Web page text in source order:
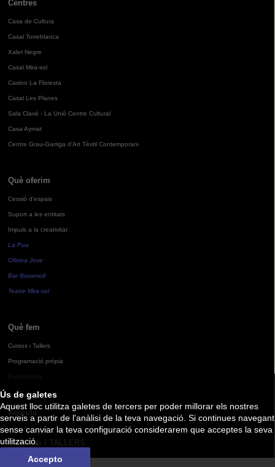
Ús de galetes
Aquest lloc utilitza galetes de tercers per poder millorar els nostres
serveis a partir de l'anàlisi de la teva navegació. Si continues navegant
sense canviar la teva configuració considerarem que acceptes la seva
utilització.
Accepto
Centres
Casa de Cultura
Casal Torreblanca
Xalet Negre
Casal Mira-sol
Casino La Floresta
Casal Les Planes
Sala Clavé - La Unió Centre Cultural
Casa Aymat
Centre Grau-Garriga d'Art Tèxtil Contemporani
Què oferim
Cessió d'espais
Suport a les entitats
Impuls a la creativitat
La Pua
Oficina Jove
Bar Bocamoll
Teatre Mira-sol
Què fem
Cursos i Tallers
Programació pròpia
Agenda
CURSOS I TALLERS